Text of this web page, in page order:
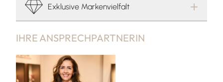
IHRE ANSPRECHPARTNERIN
Exklusive Markenvielfalt